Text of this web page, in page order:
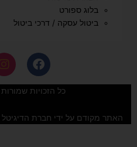
בלוג ספורט
ביטול עסקה / דרכי ביטול
F
a
c
e
o
o
I
t
r
כל הזכויות
האתר מקודם על ידי חברת הדיגיטל Go Top –